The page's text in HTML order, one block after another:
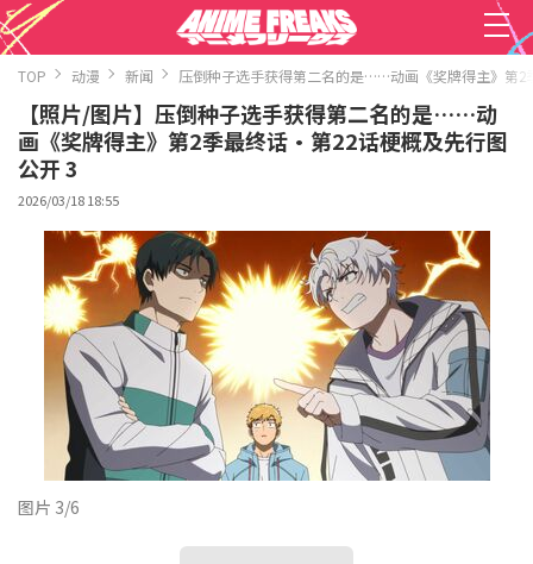
TOP 动漫 新闻 压倒种子选手获得第二名的是……动画《奖牌得主》第
【照片/图片】压倒种子选手获得第二名的是……动
画《奖牌得主》第2季最终话・第22话梗概及先行图
公开 3
2026/03/18 18:55
图片 3/6